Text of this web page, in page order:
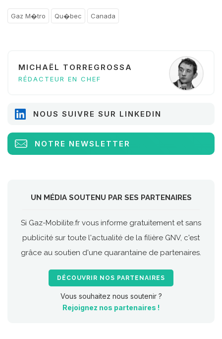
Gaz M�tro Qu�bec Canada
MICHAËL TORREGROSSA
RÉDACTEUR EN CHEF
NOUS SUIVRE SUR LINKEDIN
NOTRE NEWSLETTER
UN MÉDIA SOUTENU PAR SES PARTENAIRES
Si Gaz-Mobilite.fr vous informe gratuitement et sans
publicité sur toute l'actualité de la filière GNV, c'est
grâce au soutien d'une quarantaine de partenaires.
DÉCOUVRIR NOS PARTENAIRES
Vous souhaitez nous soutenir ?
Rejoignez nos partenaires !